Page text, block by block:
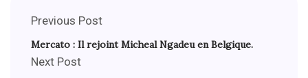
Previous Post
Mercato : Il rejoint Micheal Ngadeu en Belgique.
Next Post